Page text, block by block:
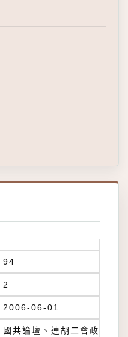
94
2
2006-06-01
國共論壇、連胡二會政經意涵